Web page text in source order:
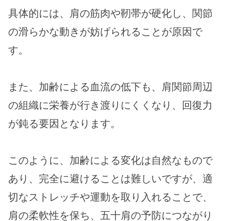
具体的には、肩の筋肉や靭帯が硬化し、関節
の滑らかな動きが妨げられることが原因で
す。
また、加齢による血流の低下も、肩関節周辺
の組織に栄養が行き渡りにくくなり、回復力
が鈍る要因となります。
このように、加齢による変化は自然なもので
あり、完全に避けることは難しいですが、適
切なストレッチや運動を取り入れることで、
肩の柔軟性を保ち、五十肩の予防につながり